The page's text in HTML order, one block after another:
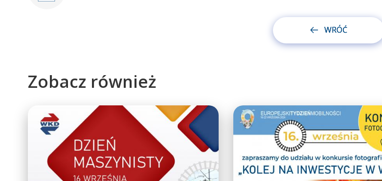
WRÓĆ
Zobacz również